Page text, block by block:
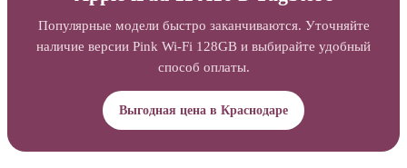
Популярные модели быстро заканчиваются. Уточняйте
наличие версии Pink Wi-Fi 128GB и выбирайте удобный
способ оплаты.
Выгодная цена в Краснодаре